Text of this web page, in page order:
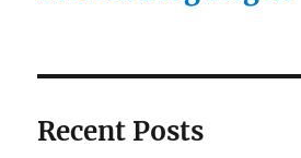
Recent Posts